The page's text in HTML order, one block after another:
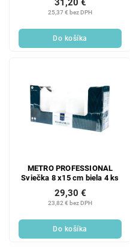
25,37 € bez DPH
31,20 €
Do košíka
METRO PROFESSIONAL
Sviečka 8 x15 cm biela 4 ks
23,82 € bez DPH
29,30 €
Do košíka